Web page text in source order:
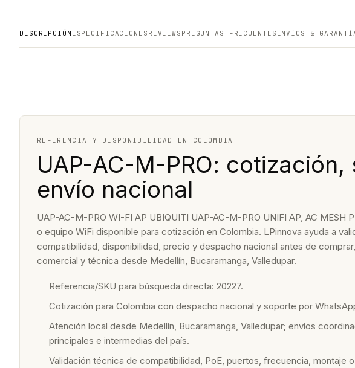
DESCRIPCIÓN ESPECIFICACIONES REVIEWS PREGUNTAS FRECUENTES ENVÍOS &
REFERENCIA Y DISPONIBILIDAD EN COLOMBIA
UAP-AC-M-PRO:
envío nacional
UAP-AC-M-PRO WI-FI AP UBIQUITI UAP-AC-M-PRO UNIFI AP, AC MESH
o equipo WiFi disponible para cotización en Colombia. LPinnova ayuda a
compatibilidad, disponibilidad, precio y despacho nacional antes de
comercial y técnica desde Medellín, Bucaramanga, Valledupar.
Referencia/SKU para búsqueda directa: 20227.
Cotización para Colombia con despacho nacional y soporte por
Atención local desde Medellín, Bucaramanga, Valledupar; envíos
principales e intermedias del país.
Validación técnica de compatibilidad, PoE, puertos, frecuencia, montaje